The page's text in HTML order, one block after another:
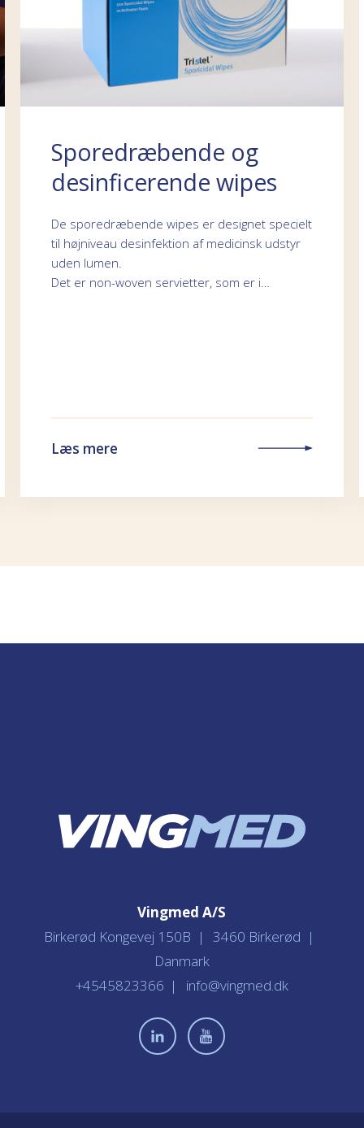
Sporedræbende og
desinficerende wipes
De sporedræbende wipes er designet specielt
til højniveau desinfektion af medicinsk udstyr
uden lumen.
Det er non-woven servietter, som er i…
Læs mere
Vingmed A/S
Birkerød Kongevej 150B
3460 Birkerød
Danmark
+4545823366
info@vingmed.dk